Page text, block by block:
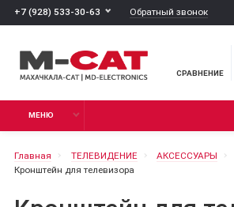
+7 (928) 533-30-63 Обратный звонок
СРАВНЕНИЕ
МЕНЮ
Главная ТЕЛЕВИДЕНИЕ
АКСЕССУАРЫ
Кронштейн для телевизора